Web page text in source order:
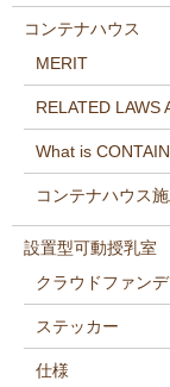
コンテナハウス
MERIT
RELATED LAWS
What is
コンテナハウス
設置型可動授乳室
クラウドファン
ステッカー
仕様